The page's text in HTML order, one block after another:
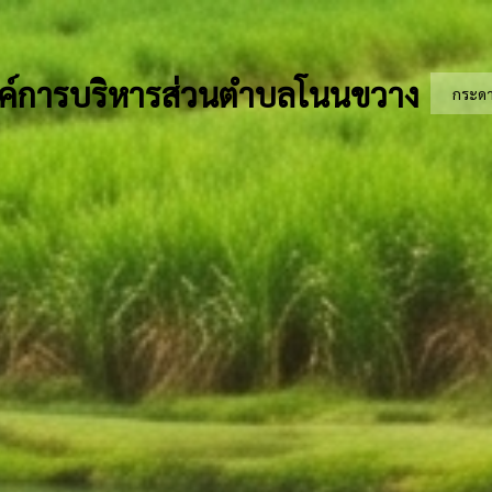
การบริหารส่วนตำบลโนนขวาง กระด